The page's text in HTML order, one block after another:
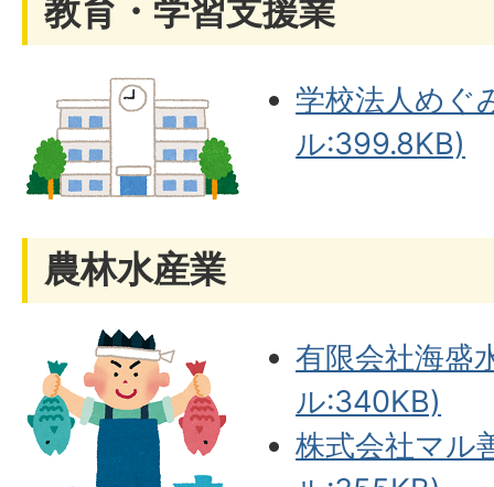
教育・学習支援業
学校法人めぐ
ル:399.8KB)
農林水産業
有限会社海盛
ル:340KB)
株式会社マル